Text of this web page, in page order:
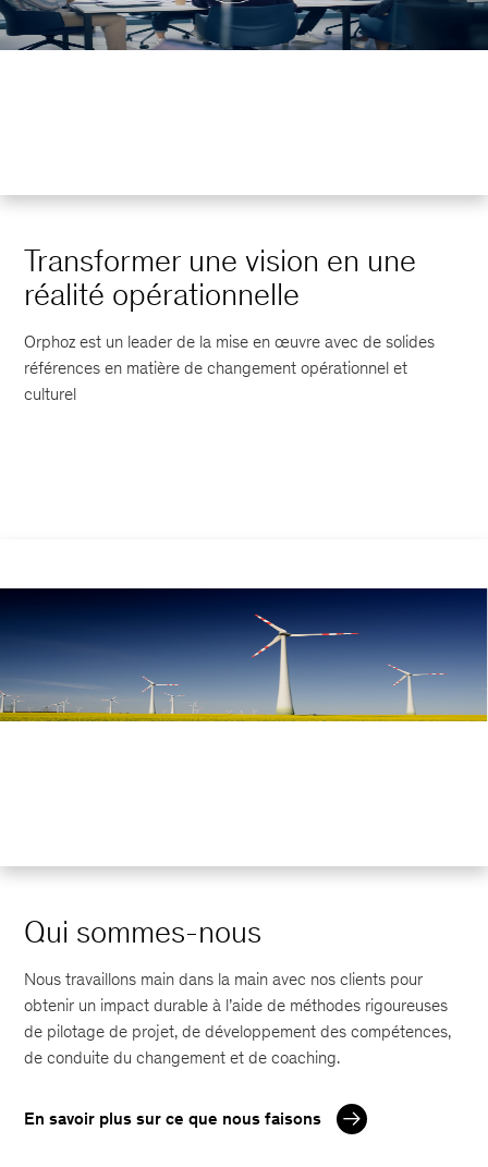
Transformer une vision en une
réalité opérationnelle
Orphoz est un leader de la mise en œuvre avec de solides
références en matière de changement opérationnel et
culturel
Qui sommes-nous
Nous travaillons main dans la main avec nos clients pour
obtenir un impact durable à l’aide de méthodes rigoureuses
de pilotage de projet, de développement des compétences,
de conduite du changement et de coaching.
En savoir plus sur ce que nous faisons